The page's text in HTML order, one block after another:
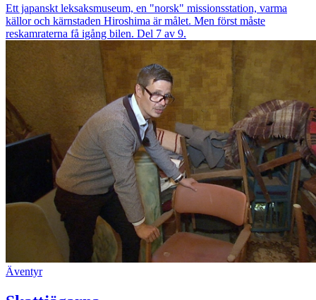
Ett japanskt leksaksmuseum, en "norsk" missionsstation, varma
källor och kärnstaden Hiroshima är målet. Men först måste
reskamraterna få igång bilen. Del 7 av 9.
Äventyr